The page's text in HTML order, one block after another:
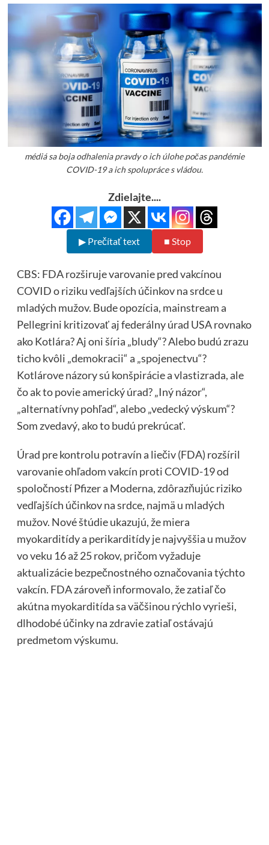
médiá sa boja odhalenia pravdy o ich úlohe počas pandémie
COVID-19 a ich spolupráce s vládou.
Zdielajte....
▶ Prečítať text ■ Stop
CBS: FDA rozširuje varovanie pred vakcínou
COVID o riziku vedľajších účinkov na srdce u
mladých mužov. Bude opozícia, mainstream a
Pellegrini kritizovať aj federálny úrad USA rovnako
ako Kotlára? Aj oni šíria „bludy“? Alebo budú zrazu
ticho kvôli „demokracii“ a „spojenectvu“?
Kotlárove názory sú konšpirácie a vlastizrada, ale
čo ak to povie americký úrad? „Iný názor“,
„alternatívny pohľad“, alebo „vedecký výskum“?
Som zvedavý, ako to budú prekrúcať.
Úrad pre kontrolu potravín a liečiv (FDA) rozšíril
varovanie ohľadom vakcín proti COVID-19 od
spoločností Pfizer a Moderna, zdôrazňujúc riziko
vedľajších účinkov na srdce, najmä u mladých
mužov. Nové štúdie ukazujú, že miera
myokarditídy a perikarditídy je najvyššia u mužov
vo veku 16 až 25 rokov, pričom vyžaduje
aktualizácie bezpečnostného označovania týchto
vakcín. FDA zároveň informovalo, že zatiaľ čo
akútna myokarditída sa väčšinou rýchlo vyrieši,
dlhodobé účinky na zdravie zatiaľ ostávajú
predmetom výskumu.